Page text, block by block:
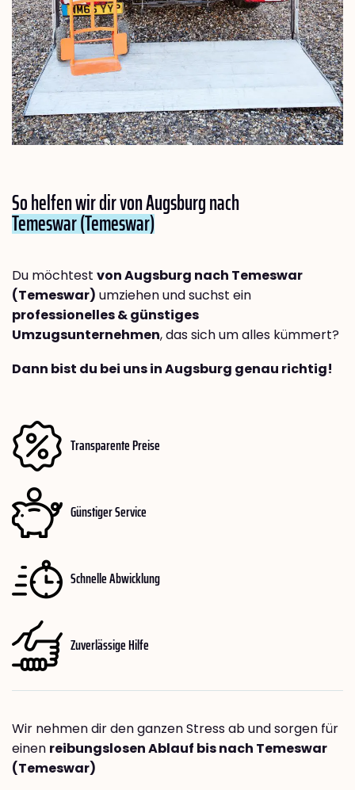
So helfen wir dir von Augsburg nach
Temeswar (Temeswar)
Du möchtest von Augsburg nach Temeswar
(Temeswar) umziehen und suchst ein
professionelles & günstiges
Umzugsunternehmen, das sich um alles kümmert?
Dann bist du bei uns in Augsburg genau richtig!
Transparente Preise
Günstiger Service
Schnelle Abwicklung
Zuverlässige Hilfe
Wir nehmen dir den ganzen Stress ab und sorgen für
einen reibungslosen Ablauf bis nach Temeswar
(Temeswar)